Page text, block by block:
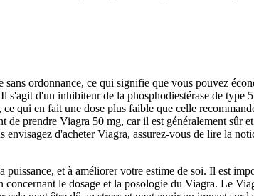
ordonnance, ce qui signifie que vous pouvez
d'un inhibiteur de la phosphodiestérase de
qui en fait une dose plus faible que celle
prendre Viagra 50 mg, car il est généralement sûr
d'acheter Viagra, assurez-vous de lire la
et à améliorer votre estime de soi. Il est
le dosage et la posologie du Viagra. Le